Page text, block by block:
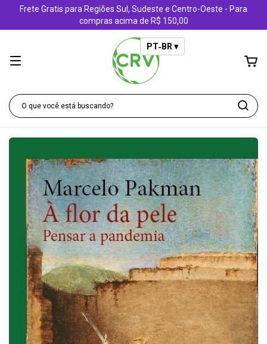
Frete Gratis para Regiões Sul, Sudeste e Centro-Oeste - Para
compras acima de R$ 150,00
PT‑BR ▾